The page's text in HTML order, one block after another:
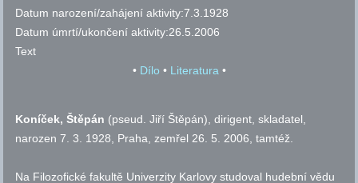
Datum narození/zahájení aktivity:7.3.1928
Datum úmrtí/ukončení aktivity:26.5.2006
Text
• Dílo • Literatura•
Koníček, Štěpán (pseud. Jiří Štěpán), dirigent, skladatel,
narozen 7. 3. 1928, Praha, zemřel 26. 5. 2006, tamtéž.
Na Filozofické fakultě Univerzity Karlovy studoval hudební vědu